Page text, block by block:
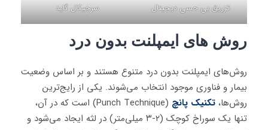
تزریق بی حسی دیجیتال سرجیکال گاید
روش های ایمپلنت بدون درد
روش‌های ایمپلنت بدون درد متنوع هستند و بر اساس وضعیت
بیمار و فناوری موجود انتخاب می‌شوند. یکی از رایج‌ترین
روش‌ها، تکنیک پانچ
(Punch Technique) است که در آن،
تنها یک سوراخ کوچک (۲-۳ میلی‌متر) در لثه ایجاد می‌شود و